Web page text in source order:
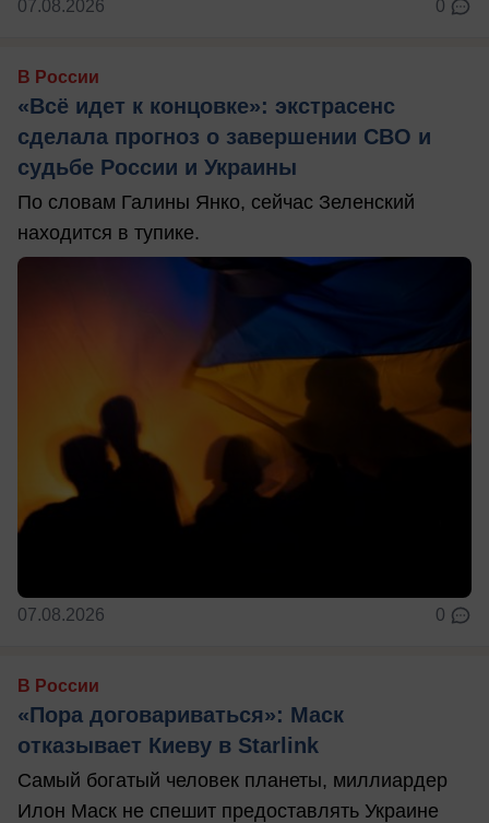
07.08.2026 0
В России
«Всё идет к концовке»: экстрасенс
сделала прогноз о завершении СВО и
судьбе России и Украины
По словам Галины Янко, сейчас Зеленский
находится в тупике.
07.08.2026 0
В России
«Пора договариваться»: Маск
отказывает Киеву в Starlink
Самый богатый человек планеты, миллиардер
Илон Маск не спешит предоставлять Украине